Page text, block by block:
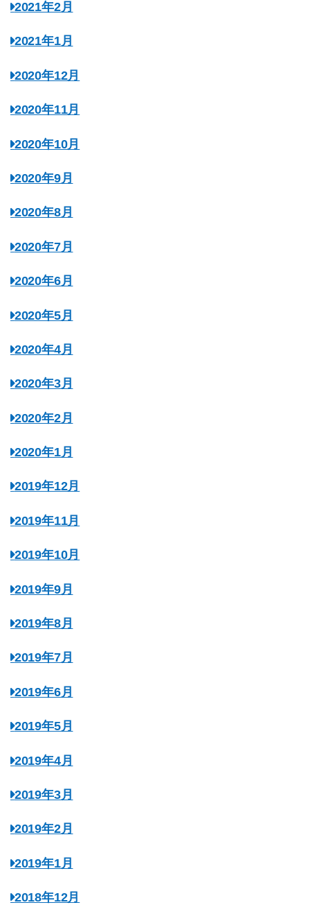
2021年2月
2021年1月
2020年12月
2020年11月
2020年10月
2020年9月
2020年8月
2020年7月
2020年6月
2020年5月
2020年4月
2020年3月
2020年2月
2020年1月
2019年12月
2019年11月
2019年10月
2019年9月
2019年8月
2019年7月
2019年6月
2019年5月
2019年4月
2019年3月
2019年2月
2019年1月
2018年12月